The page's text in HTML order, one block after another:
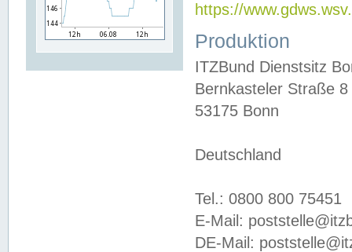
https://
Produktion
ITZBund Dienstsitz
Bernkasteler Straße 8
53175 Bonn
Deutschland
Tel.: 0800 800 75451
E-Mail:
DE-Mail: